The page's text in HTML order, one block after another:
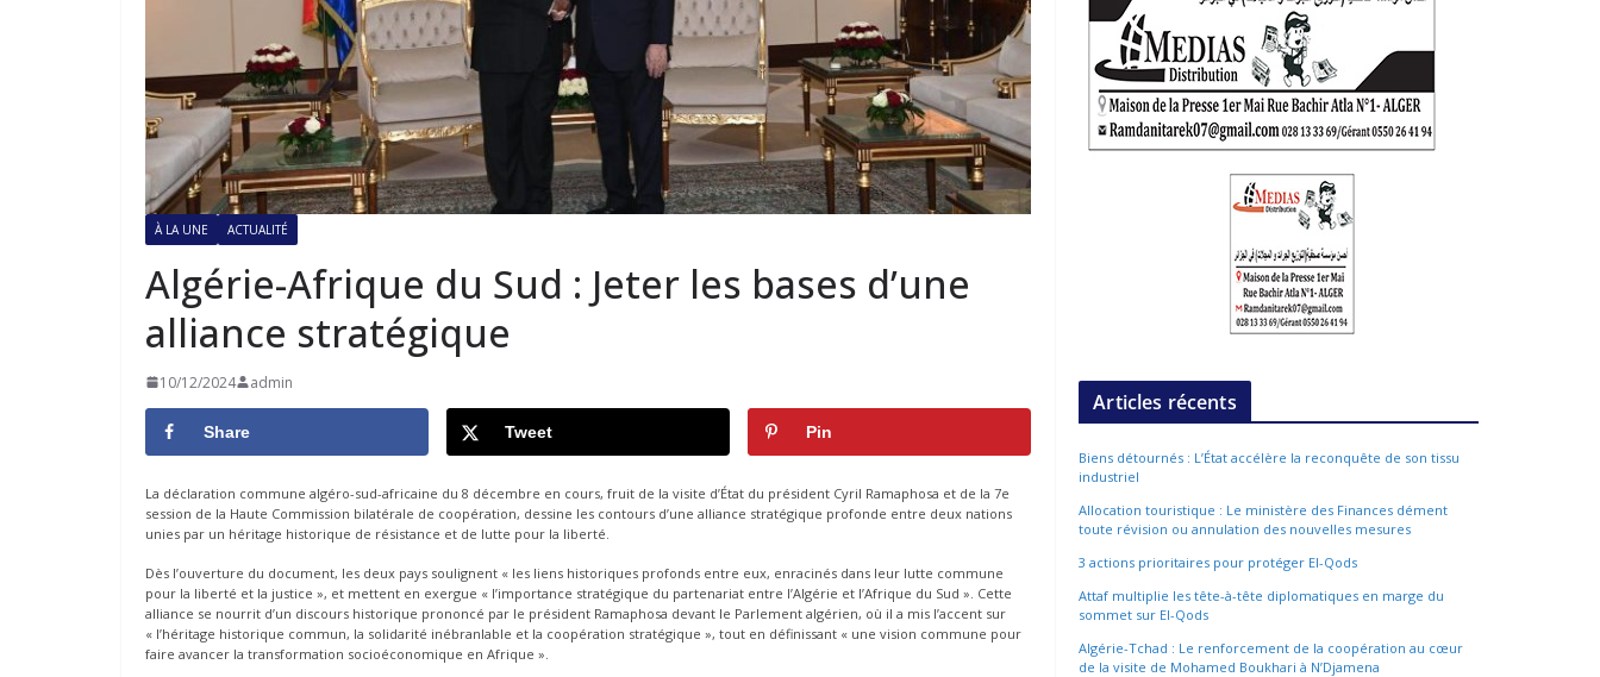
À LA UNE ACTUALITÉ
Algérie-Afrique du Sud : Jeter les bases d’une
alliance stratégique
10/12/2024 admin
Share Tweet Pin
La déclaration commune algéro-sud-africaine du 8 décembre en cours, fruit de la visite d’État du président Cyril Ramaphosa et de la 7e
session de la Haute Commission bilatérale de coopération, dessine les contours d’une alliance stratégique profonde entre deux nations
unies par un héritage historique de résistance et de lutte pour la liberté.
Dès l’ouverture du document, les deux pays soulignent « les liens historiques profonds entre eux, enracinés dans leur lutte commune
pour la liberté et la justice », et mettent en exergue « l’importance stratégique du partenariat entre l’Algérie et l’Afrique du Sud ». Cette
alliance se nourrit d’un discours historique prononcé par le président Ramaphosa devant le Parlement algérien, où il a mis l’accent sur
« l’héritage historique commun, la solidarité inébranlable et la coopération stratégique », tout en définissant « une vision commune pour
faire avancer la transformation socioéconomique en Afrique ».
Articles récents
Biens détournés : L’État accélère la reconquête de son tissu
industriel
Allocation touristique : Le ministère des Finances dément
toute révision ou annulation des nouvelles mesures
3 actions prioritaires pour protéger El-Qods
Attaf multiplie les tête-à-tête diplomatiques en marge du
sommet sur El-Qods
Algérie-Tchad : Le renforcement de la coopération au cœur
de la visite de Mohamed Boukhari à N’Djamena